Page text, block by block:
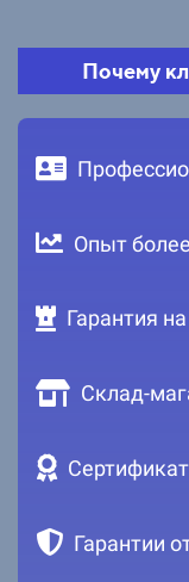
Почему
Опыт
Гарантия
Склад-
Гарантии